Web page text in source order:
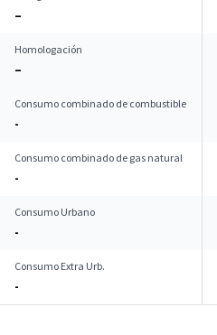
–
Homologación
–
Consumo combinado de combustible
-
Consumo combinado de gas natural
-
Consumo Urbano
-
Consumo Extra Urb.
-